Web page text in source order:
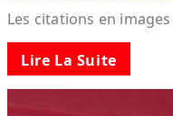
Les citations en images
Lire La Suite